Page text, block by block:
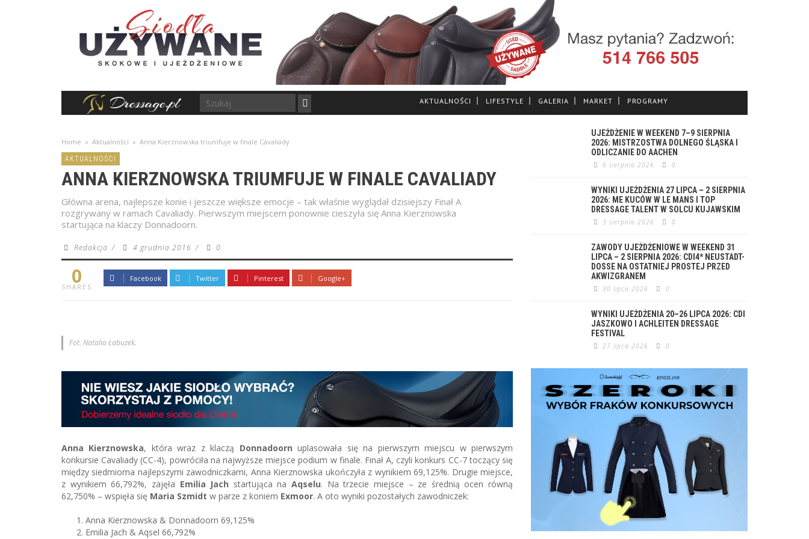
AKTUALNOŚCI LIFESTYLE GALERIA MARKET PROGRAMY
Home » Aktualności » Anna Kierznowska triumfuje w finale Cavaliady
AKTUALNOŚCI
ANNA KIERZNOWSKA TRIUMFUJE W FINALE CAVALIADY
Główna arena, najlepsze konie i jeszcze większe emocje – tak właśnie wyglądał dzisiejszy Finał A
rozgrywany w ramach Cavaliady. Pierwszym miejscem ponownie cieszyła się Anna Kierznowska
startująca na klaczy Donnadoorn.
Redakcja / 4 grudnia 2016 / 0
0
SHARES
Facebook Twitter Pinterest Google+
Fot. Natalia Łabuzek.
Anna Kierznowska, która wraz z klaczą Donnadoorn uplasowała się na pierwszym miejscu w pierwszym
konkursie Cavaliady (CC-4), powróciła na najwyższe miejsce podium w finale. Finał A, czyli konkurs CC-7 toczący się
między siedmioma najlepszymi zawodniczkami, Anna Kierznowska ukończyła z wynikiem 69,125%. Drugie miejsce,
z wynikiem 66,792%, zajęła Emilia Jach startująca na Aqselu. Na trzecie miejsce – ze średnią ocen równą
62,750% – wspięła się Maria Szmidt w parze z koniem Exmoor. A oto wyniki pozostałych zawodniczek:
Anna Kierznowska & Donnadoorn 69,125%
Emilia Jach & Aqsel 66,792%
UJEŻDŻENIE W WEEKEND 7–9 SIERPNIA
2026: MISTRZOSTWA DOLNEGO ŚLĄSKA I
ODLICZANIE DO AACHEN
6 sierpnia 2026 0
WYNIKI UJEŻDŻENIA 27 LIPCA – 2 SIERPNIA
2026: ME KUCÓW W LE MANS I TOP
DRESSAGE TALENT W SOLCU KUJAWSKIM
3 sierpnia 2026 0
ZAWODY UJEŻDŻENIOWE W WEEKEND 31
LIPCA – 2 SIERPNIA 2026: CDI4* NEUSTADT-
DOSSE NA OSTATNIEJ PROSTEJ PRZED
AKWIZGRANEM
30 lipca 2026 0
WYNIKI UJEŻDŻENIA 20–26 LIPCA 2026: CDI
JASZKOWO I ACHLEITEN DRESSAGE
FESTIVAL
27 lipca 2026 0